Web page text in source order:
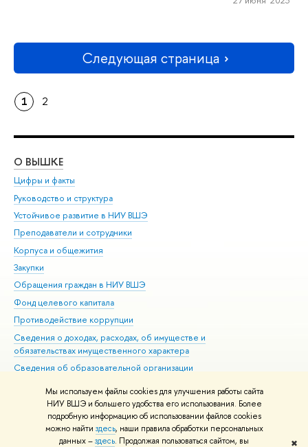
Мы используем файлы cookies для улучшения работы сайта
НИУ ВШЭ и большего удобства его использования. Более
подробную информацию об использовании файлов cookies
можно найти здесь, наши правила обработки персональных
данных –здесь. Продолжая пользоваться сайтом, вы ✖
Следующая страница
1 2
О ВЫШКЕ
Цифры и факты
Руководство и структура
Устойчивое развитие в НИУ ВШЭ
Преподаватели и сотрудники
Корпуса и общежития
Закупки
Обращения граждан в НИУ ВШЭ
Фонд целевого капитала
Противодействие коррупции
Сведения о доходах, расходах, об имуществе и
обязательствах имущественного характера
Сведения об образовательной организации
Людям с ограниченными возможностями здоровья
Единая платежная страница
Работа в Вышке